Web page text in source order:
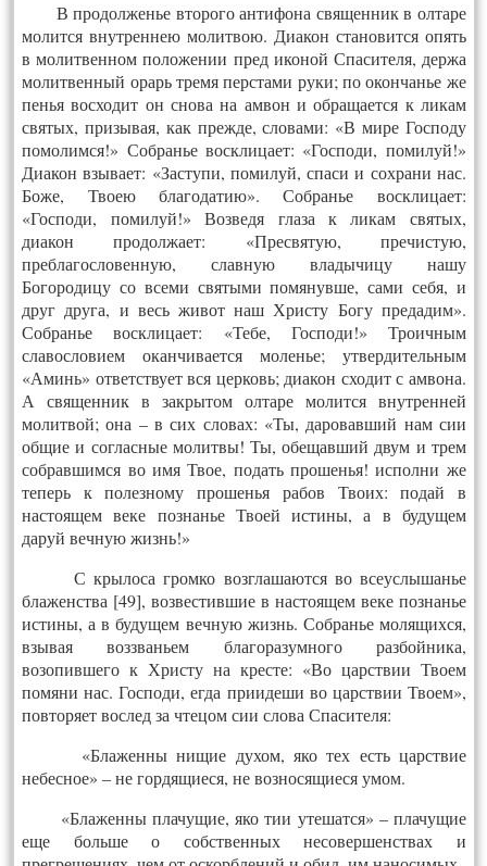
В продолженье второго антифона священник в олтаре
молится внутреннею молитвою. Диакон становится опять
в молитвенном положении пред иконой Спасителя, держа
молитвенный орарь тремя перстами руки; по окончанье же
пенья восходит он снова на амвон и обращается к ликам
святых, призывая, как прежде, словами: «В мире Господу
помолимся!» Собранье восклицает: «Господи, помилуй!»
Диакон взывает: «Заступи, помилуй, спаси и сохрани нас.
Боже, Твоею благодатию». Собранье восклицает:
«Господи, помилуй!» Возведя глаза к ликам святых,
диакон продолжает: «Пресвятую, пречистую,
преблагословенную, славную владычицу нашу
Богородицу со всеми святыми помянувше, сами себя, и
друг друга, и весь живот наш Христу Богу предадим».
Собранье восклицает: «Тебе, Господи!» Троичным
славословием оканчивается моленье; утвердительным
«Аминь» ответствует вся церковь; диакон сходит с амвона.
А священник в закрытом олтаре молится внутренней
молитвой; она – в сих словах: «Ты, даровавший нам сии
общие и согласные молитвы! Ты, обещавший двум и трем
собравшимся во имя Твое, подать прошенья! исполни же
теперь к полезному прошенья рабов Твоих: подай в
настоящем веке познанье Твоей истины, а в будущем
даруй вечную жизнь!»
С крылоса громко возглашаются во всеуслышанье
блаженства [49], возвестившие в настоящем веке познанье
истины, а в будущем вечную жизнь. Собранье молящихся,
взывая воззваньем благоразумного разбойника,
возопившего к Христу на кресте: «Во царствии Твоем
помяни нас. Господи, егда приидеши во царствии Твоем»,
повторяет вослед за чтецом сии слова Спасителя:
«Блаженны нищие духом, яко тех есть царствие
небесное» – не гордящиеся, не возносящиеся умом.
«Блаженны плачущие, яко тии утешатся» – плачущие
еще больше о собственных несовершенствах и